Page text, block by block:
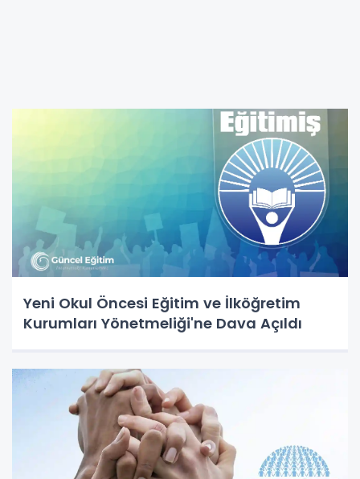
Yeni Okul Öncesi Eğitim ve İlköğretim
Kurumları Yönetmeliği'ne Dava Açıldı